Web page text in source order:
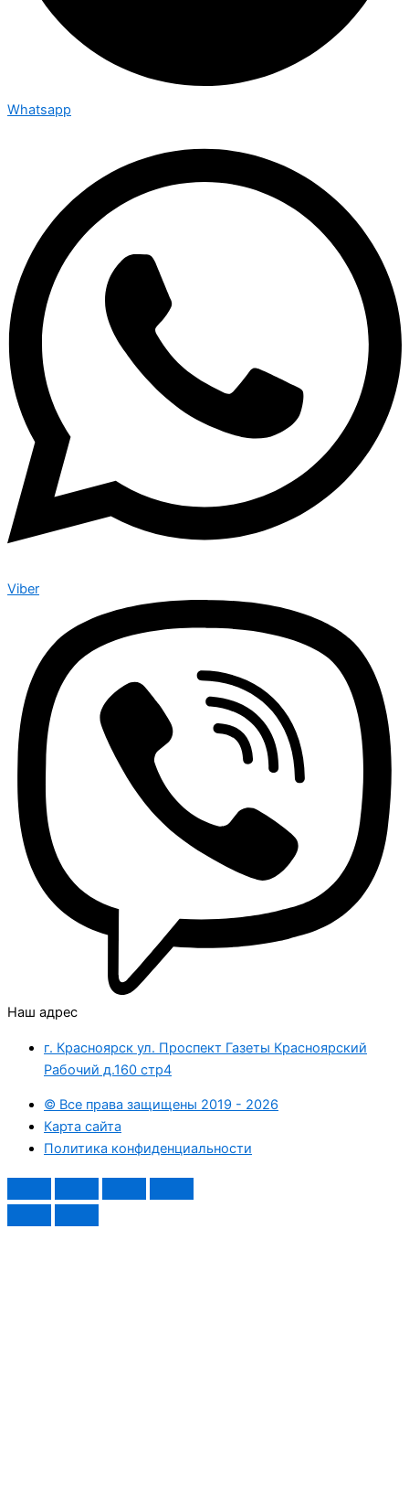
Whatsapp
Viber
Наш адрес
г. Красноярск ул. Проспект Газеты Красноярский
Рабочий д.160 стр4
© Все права защищены 2019 - 2026
Карта сайта
Политика конфиденциальности